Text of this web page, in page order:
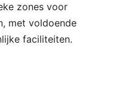
zones voor
met voldoende
faciliteiten.